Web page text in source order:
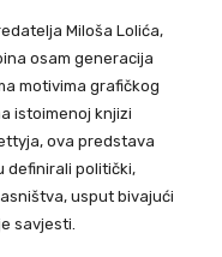
Miloša Lolića,
osam generacija
motivima grafičkog
istoimenoj knjizi
ova predstava
definirali politički,
usput bivajući
savjesti.